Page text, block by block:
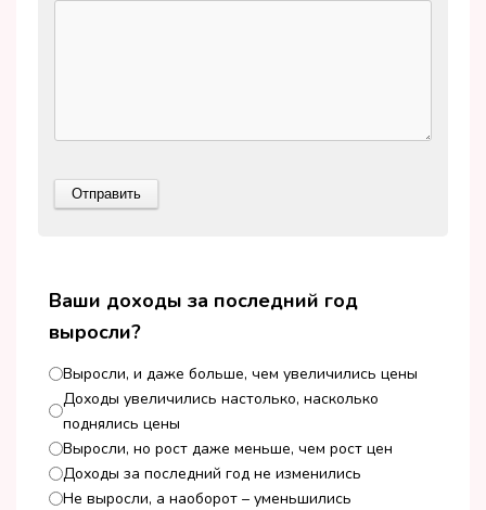
Ваши доходы за последний год
выросли?
Выросли, и даже больше, чем увеличились цены
Доходы увеличились настолько, насколько
поднялись цены
Выросли, но рост даже меньше, чем рост цен
Доходы за последний год не изменились
Не выросли, а наоборот – уменьшились